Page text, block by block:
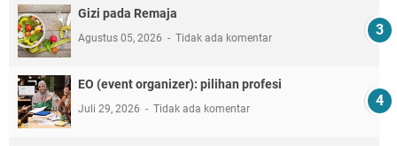
Gizi pada Remaja
Agustus 05, 2026 Tidak ada komentar
EO (event organizer): pilihan profesi
Juli 29, 2026 Tidak ada komentar